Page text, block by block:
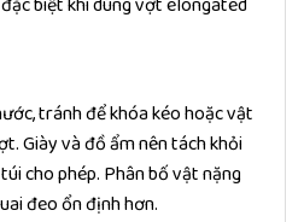
tránh để khóa kéo hoặc vật
Giày và đồ ẩm nên tách khỏi
cho phép. Phân bố vật nặng
đeo ổn định hơn.